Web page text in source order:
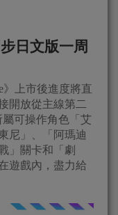
日文版一周
》上市後進度將直
開放從主線第二
可操作角色「艾
尼」、「阿瑪迪
」關卡和「劇
遊戲內，盡力給